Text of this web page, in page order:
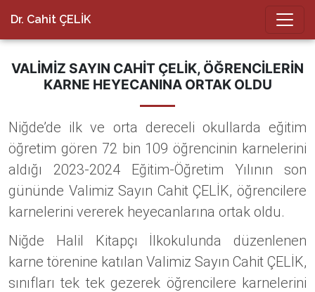
Dr. Cahit ÇELİK
VALIMIZ SAYIN CAHIT ÇELİK, ÖĞRENCILERIN
KARNE HEYECANINA ORTAK OLDU
Niğde’de ilk ve orta dereceli okullarda eğitim
öğretim gören 72 bin 109 öğrencinin karnelerini
aldığı 2023-2024 Eğitim-Öğretim Yılının son
gününde Valimiz Sayın Cahit ÇELİK, öğrencilere
karnelerini vererek heyecanlarına ortak oldu.
Niğde Halil Kitapçı İlkokulunda düzenlenen
karne törenine katılan Valimiz Sayın Cahit ÇELİK,
sınıfları tek tek gezerek öğrencilere karnelerini